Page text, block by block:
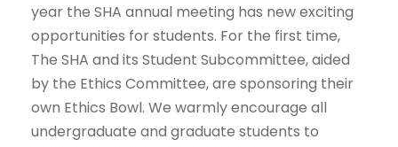
year the SHA annual meeting has new exciting
opportunities for students. For the first time,
The SHA and its Student Subcommittee, aided
by the Ethics Committee, are sponsoring their
own Ethics Bowl. We warmly encourage all
undergraduate and graduate students to